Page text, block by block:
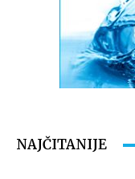
NAJČITANIJE